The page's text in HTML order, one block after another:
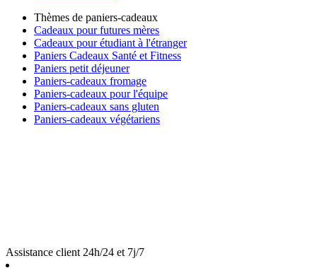
Thèmes de paniers-cadeaux
Cadeaux pour futures mères
Cadeaux pour étudiant à l'étranger
Paniers Cadeaux Santé et Fitness
Paniers petit déjeuner
Paniers-cadeaux fromage
Paniers-cadeaux pour l'équipe
Paniers-cadeaux sans gluten
Paniers-cadeaux végétariens
Assistance client 24h/24 et 7j/7